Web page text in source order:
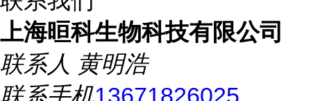
上海晅科生物科技有限公司
联系人 黄明浩
联系手机13671826025